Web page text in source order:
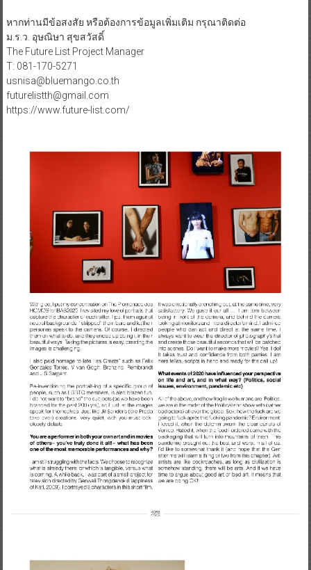
หากท่านมีข้อสงสัย หรือต้องการข้อมูลเพิ่มเติม กรุณาติดต่อ
ม.ร.ว. อุษณิษา สุขสวัสดิ์
The Future List Project Manager
T: 081-170-5271
usnisa@bluemango.co.th
futurelistth@gmail.com
https://www.future-list.com/